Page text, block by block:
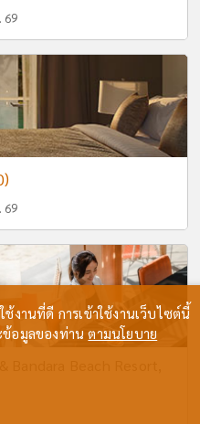
69
69
Bandara Beach Resort,
งานที่ดี การเข้าใช้งานเว็บไซต์นี้
ข้อมูลของท่านตามนโยบาย